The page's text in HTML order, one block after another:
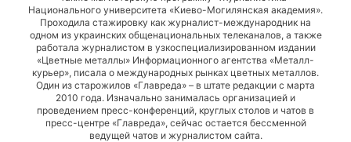
Национального университета «Киево-Могилянская академия».
Проходила стажировку как журналист-международник на
одном из украинских общенациональных телеканалов, а также
работала журналистом в узкоспециализированном издании
«Цветные металлы» Информационного агентства «Металл-
курьер», писала о международных рынках цветных металлов.
Один из старожилов «Главреда» – в штате редакции с марта
2010 года. Изначально занималась организацией и
проведением пресс-конференций, круглых столов и чатов в
пресс-центре «Главреда», сейчас остается бессменной
ведущей чатов и журналистом сайта.